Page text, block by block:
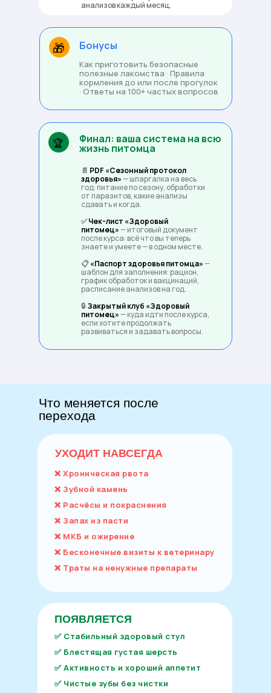
анализов каждый месяц.
🎁
Как приготовить безопасные
полезные лакомства · Правила
кормления до или после прогулок
· Ответы на 100+ частых вопросов
Бонусы
Финал: ваша система на всю
жизнь питомца
📄 PDF «Сезонный протокол
здоровья»— шпаргалка на весь
год: питание по сезону, обработки
от паразитов, какие анализы
сдавать и когда.
✅Чек-лист «Здоровый
питомец»— итоговый документ
после курса: всё что вы теперь
знаете и умеете — в одном месте.
📋«Паспорт здоровья питомца»—
шаблон для заполнения: рацион,
график обработок и вакцинаций,
расписание анализов на год.
🔒Закрытый клуб «Здоровый
питомец»— куда идти после курса,
если хотите продолжать
развиваться и задавать вопросы.
🏆
Что меняется после
перехода
УХОДИТ НАВСЕГДА
❌ Хроническая рвота
❌ Зубной камень
❌ Расчёсы и покраснения
❌ Запах из пасти
❌ МКБ и ожирение
❌ Бесконечные визиты к ветеринару
❌ Траты на ненужные препараты
ПОЯВЛЯЕТСЯ
✅ Стабильный здоровый стул
✅ Блестящая густая шерсть
✅ Активность и хороший аппетит
✅ Чистые зубы без чистки